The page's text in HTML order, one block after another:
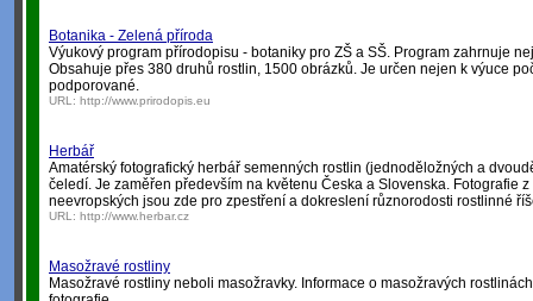
Botanika - Zelená příroda
Výukový program přírodopisu - botaniky pro ZŠ a SŠ. Program zahrnuje
Obsahuje přes 380 druhů rostlin, 1500 obrázků. Je určen nejen k výuce
podporované.
URL: http://www.prirodopis.eu
Herbář
Amatérský fotografický herbář semenných rostlin (jednoděložných a
čeledí. Je zaměřen především na květenu Česka a Slovenska. Fotografie
neevropských jsou zde pro zpestření a dokreslení různorodosti rostlinné
URL: http://www.herbar.cz
Masožravé rostliny
Masožravé rostliny neboli masožravky. Informace o masožravých